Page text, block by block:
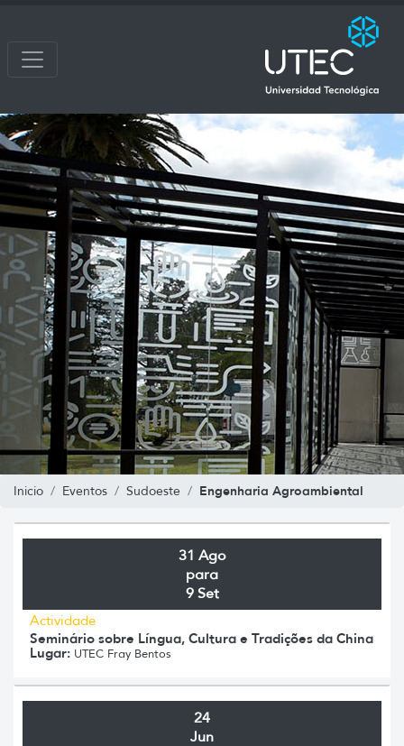
Inicio Eventos Sudoeste Engenharia Agroambiental
31 Ago
para
9 Set
Actividade
Seminário sobre Língua, Cultura e Tradições da China
Lugar: UTEC Fray Bentos
24
Jun